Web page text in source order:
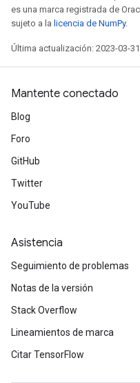
es una marca registrada de
sujeto a la licencia de NumPy.
Última actualización: 2023-03-
Mantente conectado
Blog
Foro
GitHub
Twitter
YouTube
Asistencia
Seguimiento de problemas
Notas de la versión
Stack Overflow
Lineamientos de marca
Citar TensorFlow